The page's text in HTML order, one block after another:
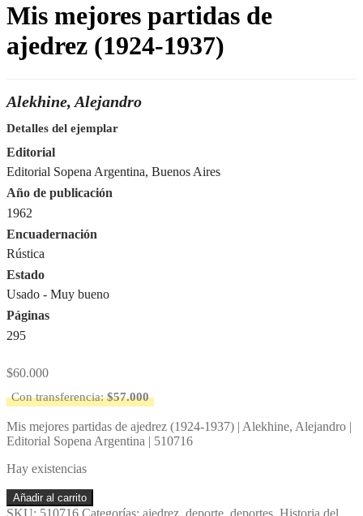
Mis mejores partidas de
ajedrez (1924-1937)
Alekhine, Alejandro
Detalles del ejemplar
Editorial
Editorial Sopena Argentina, Buenos Aires
Año de publicación
1962
Encuadernación
Rústica
Estado
Usado - Muy bueno
Páginas
295
$60.000
Con transferencia:$57.000
Mis mejores partidas de ajedrez (1924-1937) | Alekhine, Alejandro |
Editorial Sopena Argentina | 510716
Hay existencias
Mis
mejores
Añadir al carrito
SKU: 510716 Categorías: ajedrez, deporte, deportes, Historia del